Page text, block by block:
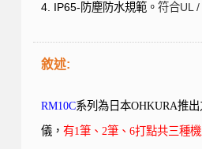
4. IP65-防塵防水規範。 符合UL /
敘述:
RM10C系列為日本OHKURA推出
儀， 有1筆、2筆、6打點共三種